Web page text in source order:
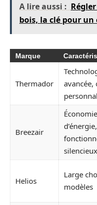
A lire aussi :
bois, la clé pour
Marque
Thermador
avancée,
Breezair
Économie
d’énergie,
silencieux
Helios
Large
modèles